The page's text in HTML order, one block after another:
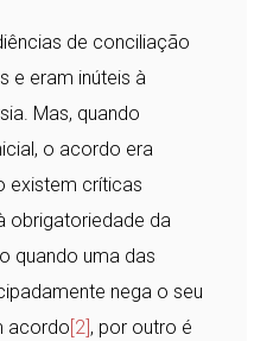
de conciliação
e eram inúteis à
Mas, quando
o acordo era
existem críticas
obrigatoriedade da
quando uma das
nega o seu
acordo [2] , por outro é